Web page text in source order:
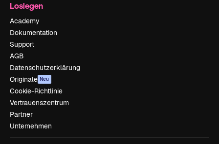
Loslegen
Academy
Dokumentation
Support
AGB
Datenschutzerklärung
Originale Neu
Cookie-Richtlinie
Vertrauenszentrum
Partner
Unternehmen